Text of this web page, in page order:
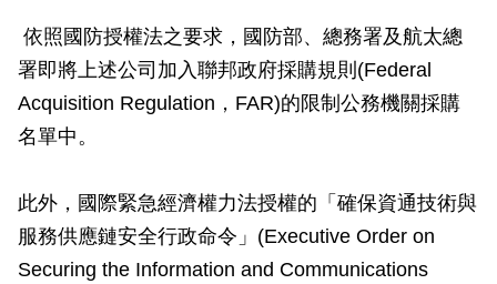
依照國防授權法之要求，國防部、總務署及航太總
署即將上述公司加入聯邦政府採購規則(Federal
Acquisition Regulation，FAR)的限制公務機關採購
名單中。
此外，國際緊急經濟權力法授權的「確保資通技術與
服務供應鏈安全行政命令」(Executive Order on
Securing the Information and Communications